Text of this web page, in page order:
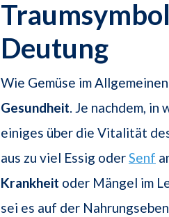
Deutung
Wie Gemüse im
Gesundheit. Je nachdem,
einiges über die Vitalität
aus zu viel Essig oderSenf
Krankheit oder Mängel im
sei es auf der